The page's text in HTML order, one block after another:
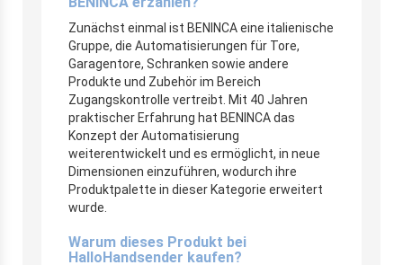
Zunächst einmal ist BENINCA eine italienische
Gruppe, die Automatisierungen für Tore,
Garagentore, Schranken sowie andere
Produkte und Zubehör im Bereich
Zugangskontrolle vertreibt. Mit 40 Jahren
praktischer Erfahrung hat BENINCA das
Konzept der Automatisierung
weiterentwickelt und es ermöglicht, in neue
Dimensionen einzuführen, wodurch ihre
Produktpalette in dieser Kategorie erweitert
wurde.
Warum dieses Produkt bei
HalloHandsender kaufen?